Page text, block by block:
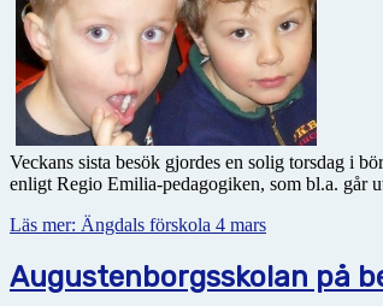
Veckans sista besök gjordes en solig torsdag i
enligt Regio Emilia-pedagogiken, som bl.a. går
Läs mer: Ängdals förskola 4 mars
Augustenborgsskolan på